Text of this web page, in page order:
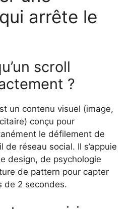
arrête le
scroll
?
un contenu visuel (image,
conçu pour
le défilement de
de réseau social. Il s’appuie
design, de psychologie
de pattern pour capter
de 2 secondes.